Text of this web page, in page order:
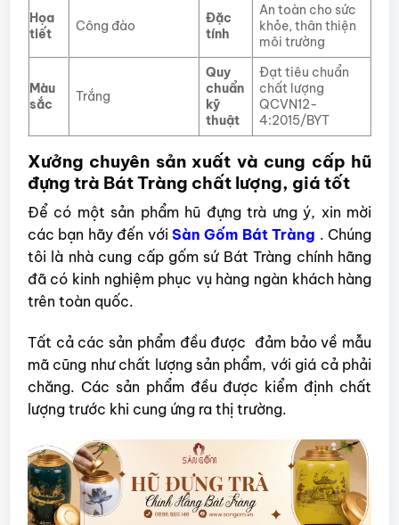
Họa
tiết
Công đào
Đặc
tính
An toàn cho sức
khỏe, thân thiện
môi trường
Màu
sắc
Trắng
Quy
chuẩn
kỹ
thuật
Đạt tiêu chuẩn
chất lượng
QCVN12-
4:2015/BYT
Xưởng chuyên sản xuất và cung cấp hũ
đựng trà Bát Tràng chất lượng, giá tốt
Để có một sản phẩm hũ đựng trà ưng ý, xin mời
các bạn hãy đến với Sàn Gốm Bát Tràng . Chúng
tôi là nhà cung cấp gốm sứ Bát Tràng chính hãng
đã có kinh nghiệm phục vụ hàng ngàn khách hàng
trên toàn quốc.
Tất cả các sản phẩm đều được đảm bảo về mẫu
mã cũng như chất lượng sản phẩm, với giá cả phải
chăng. Các sản phẩm đều được kiểm định chất
lượng trước khi cung ứng ra thị trường.